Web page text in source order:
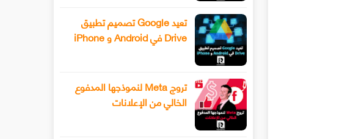
تعيد Google تصميم تطبيق
Drive في Android و iPhone
تروج Meta لنموذجها المدفوع
الخالي من الإعلانات